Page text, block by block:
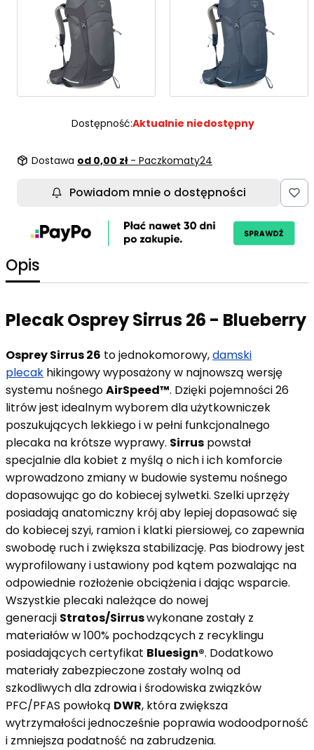
Dostępność:Aktualnie niedostępny
Dostawa od 0,00 zł - Paczkomaty24
Powiadom mnie o dostępności
Opis
Plecak Osprey Sirrus 26 - Blueberry
Osprey Sirrus 26 to jednokomorowy,damski
plecak hikingowy wyposażony w najnowszą wersję
systemu nośnegoAirSpeed™. Dzięki pojemności 26
litrów jest idealnym wyborem dla użytkowniczek
poszukujących lekkiego i w pełni funkcjonalnego
plecaka na krótsze wyprawy. Sirrus powstał
specjalnie dla kobiet z myślą o nich i ich komforcie
wprowadzono zmiany w budowie systemu nośnego
dopasowując go do kobiecej sylwetki. Szelki uprzęży
posiadają anatomiczny krój aby lepiej dopasować się
do kobiecej szyi, ramion i klatki piersiowej, co zapewnia
swobodę ruch i zwiększa stabilizację. Pas biodrowy jest
wyprofilowany i ustawiony pod kątem pozwalając na
odpowiednie rozłożenie obciążenia i dając wsparcie.
Wszystkie plecaki należące do nowej
generacji Stratos/Sirruswykonane zostały z
materiałów w 100% pochodzących z recyklingu
posiadających certyfikat Bluesign®. Dodatkowo
materiały zabezpieczone zostały wolną od
szkodliwych dla zdrowia i środowiska związków
PFC/PFAS powłoką DWR, która zwiększa
wytrzymałości jednocześnie poprawia wodoodporność
i zmniejsza podatność na zabrudzenia.